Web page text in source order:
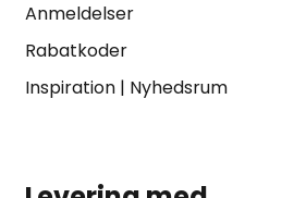
Anmeldelser
Rabatkoder
Inspiration| Nyhedsrum